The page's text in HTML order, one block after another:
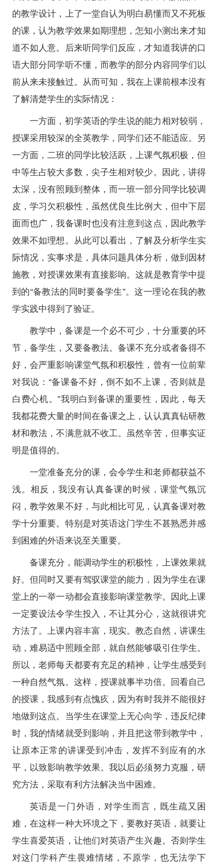
的教学设计，上了一堂自认为明白易懂而又不死板
的课，认为教学效果如期理想，怎知小测出来才知
道不如人意。后来听同学们反应，才知道我讲的口
语大部分同学听不懂，而教学的部分内容同学们以
前从来未接触过。从而可知，我在上课前根本没有
了解清楚学生的实际情况：
一方面，初学英语的学生说的能力相对较弱，
授课采用较深的全英教学，同学们还不能适应。另
一方面，二班的同学比较活跃，上课气氛积极，但
中等生占较大多数，尖子生相对较少。因此，讲得
太深，没有照顾到整体，而一班一部分同学比较调
皮，学习欠积极性，虽然优良生比例大，但中下层
面而也广，我备课时也没有注意到这点，因此教学
效果不如理想。从此可以看出，了解及分析学生实
际情况，实事求是，具体问题具体分析，做到因材
施教，对授课效果有直接影响。这就是教育学中提
到的“备教法的同时要备学生”。这一理论在我的教
学实践中得到了验证。
教学中，备课是一个必不可少，十分重要的环
节，备学生，又要备教法。备课不充分或者备得不
好，会严重影响课堂气氛和积极性，曾有一位前辈
对我说：“备课备不好，倒不如不上课，否则就是
白费心机。”我明白到备课的重要性，因此，每天
我都花费大量的时间在备课之上，认认真真钻研教
材和教法，不满意就不收工。虽然辛苦，但事实证
明是值得的。
一堂准备充分的课，会令学生和老师都获益不
浅。相反，我没有认真备课的时候，课堂气氛沉
闷，教学效果不好，与此相比可见，认真备课对教
学十分重要。特别是对英语这门学生不甚熟悉并感
到困难的外语来说至关重要。
备课充分，能调动学生的积极性，上课效果就
好。但同时又要有驾驭课堂的能力，因为学生在课
堂上的一举一动都会直接影响课堂教学。因此上课
一定要设法令学生投入，不让其分心，这就很讲究
方法了。上课内容丰富，现实。教态自然，讲课生
动，难易适中照顾全部，就自然能够吸引住学生。
所以，老师每天都要有充足的精神，让学生感受到
一种自然气氛。这样，授课就事半功倍。回看自己
的授课，我感到有点愧疚，因为有时我并不能很好
地做到这点。当学生在课堂上无心向学，违反纪律
时，我的情绪就受到影响，并且把这带到教学中，
让原本正常的讲课受到冲击，发挥不到应有的水
平，以致影响教学效果。我以后必须努力克服，研
究方法，采取有利方法解决当中困难。
英语是一门外语，对学生而言，既生疏又困
难，在这样一种大环境之下，要教好英语，就要让
学生喜爱英语，让他们对英语产生兴趣。否则学生
对这门学科产生畏难情绪，不原学，也无法学下